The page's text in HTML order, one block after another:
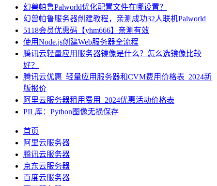
幻兽帕鲁Palworld优化配置文件在哪设置？
幻兽帕鲁服务器创建教程，亲测成功32人联机Palworld
5118会员优惠码【yhm666】亲测有效
使用Node.js创建Web服务器全流程
腾讯云轻量应用服务器镜像是什么？怎么选镜像比较
好？
腾讯云优惠_轻量应用服务器和CVM费用价格表_2024新
版报价
阿里云服务器租用费用_2024优惠活动价格表
PIL库：Python图像无损保存
首页
阿里云服务器
腾讯云服务器
京东云服务器
百度云服务器